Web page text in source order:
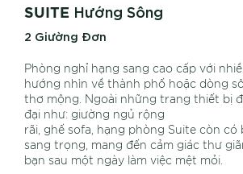
SUITE Hướng Sông
2 Giường Đơn
Phòng nghỉ hạng sang cao cấp với nhiề
hướng nhìn về thành phố hoặc dòng
thơ mộng. Ngoài những trang thiết bị đ
đại như: giường ngủ rộng
rãi, ghế sofa, hạng phòng Suite còn có
sang trọng, mang đến cảm giác thư
bạn sau một ngày làm việc mệt mỏi.